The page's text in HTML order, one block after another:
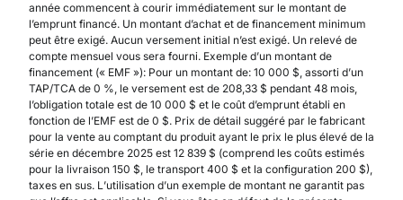
année commencent à courir immédiatement sur le montant de
l’emprunt financé. Un montant d’achat et de financement minimum
peut être exigé. Aucun versement initial n’est exigé. Un relevé de
compte mensuel vous sera fourni. Exemple d’un montant de
financement (« EMF »): Pour un montant de: 10 000 $, assorti d’un
TAP/TCA de 0 %, le versement est de 208,33 $ pendant 48 mois,
l’obligation totale est de 10 000 $ et le coût d’emprunt établi en
fonction de l’EMF est de 0 $. Prix de détail suggéré par le fabricant
pour la vente au comptant du produit ayant le prix le plus élevé de la
série en décembre 2025 est 12 839 $ (comprend les coûts estimés
pour la livraison 150 $, le transport 400 $ et la configuration 200 $),
taxes en sus. L’utilisation d’un exemple de montant ne garantit pas